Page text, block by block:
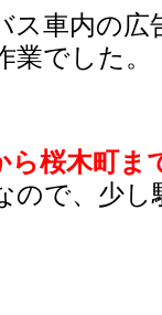
ス車内の広
でした。
ら桜木町ま
ので、少し